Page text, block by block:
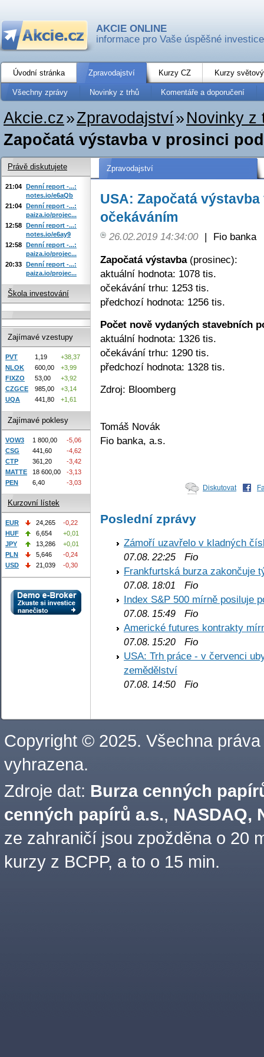
AKCIE ONLINE
informace pro Vaše úspěšné investice
Úvodní stránka Zpravodajství Kurzy CZ Kurzy
Všechny zprávy Novinky z trhů Komentáře a doporučení
Akcie.cz»Zpravodajství» Novinky z
Započatá výstavba v prosinci
Zpravodajství
USA: Započatá
očekáváním
26.02.2019 14:34:00 |
Fio banka
Započatá výstavba (prosinec):
aktuální hodnota: 1078 tis.
očekávání trhu: 1253 tis.
předchozí hodnota: 1256 tis.
Počet nově vydaných stavebních
aktuální hodnota: 1326 tis.
očekávání trhu: 1290 tis.
předchozí hodnota: 1328 tis.
Zdroj: Bloomberg
Tomáš Novák
Fio banka, a.s.
Diskutovat
Poslední zprávy
Zámoří uzavřelo v kladných
07.08. 22:25 Fio
Frankfurtská burza zakončuje
07.08. 18:01
Fio
Index S&P 500 mírně posiluje
07.08. 15:49 Fio
Americké futures kontrakty
07.08. 15:20 Fio
USA: Trh práce - v červenci
zemědělství
07.08. 14:50 Fio
Právě diskutujete
21:04 Denní report -...:
notes.io/e6aQb
21:04 Denní report -...:
paiza.io/projec...
12:58 Denní report -...:
notes.io/e6ay9
12:58 Denní report -...:
paiza.io/projec...
20:33 Denní report -...:
paiza.io/projec...
Škola investování
Zajímavé vzestupy
PVT 1,19
+38,37
NLOK
600,00
+3,99
FIXZO
53,00
+3,92
CZGCE
985,00
+3,14
UQA
441,80 +1,61
Zajímavé poklesy
VOW3 1 800,00
-5,06
CSG
441,60
-4,62
CTP
361,20
-3,42
MATTE
18 600,00
-3,13
PEN
6,40 -3,03
Kurzovní lístek
EUR 24,265
-0,22
HUF
6,654
+0,01
JPY
13,286
+0,01
PLN
5,646
-0,24
USD
21,039 -0,30
Copyright © 2025. Všechna práva
vyhrazena.
Zdroje dat: Burza cenných
cenných papírů a.s., NASDAQ,
ze zahraničí jsou zpožděna o 20
kurzy z BCPP, a to o 15 min.